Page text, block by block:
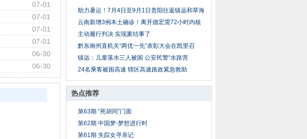
助力暑运！7月4日至9月1日贵阳往返镇远和草海
云南新增3例本土确诊！离开德宏需72小时内核
主动履行判决 实现案结事了
黔东南州直机关“两优一先”表彰大会在凯里召
镇远：儿童落水三人被困 公安民警“水路营
24名乘客被困高速 辖区高速路政紧急救助
热点推荐
第63期 “死胡同”门面
第62期 中国梦-梦想进行时
第61期 失踪女寻亲记
07-01
07-01
07-01
07-01
06-30
06-30